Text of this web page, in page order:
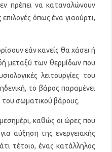
πρέπει να καταναλώνουν
όπως ένα γιαούρτι,
εάν κανείς θα χάσει ή
μεταξύ των θερμίδων που
λειτουργίες του
το βάρος παραμένει
του σωματικού βάρους.
καθώς οι ώρες που
αύξηση της ενεργειακής
τέτοιο, ένας κατάλληλος